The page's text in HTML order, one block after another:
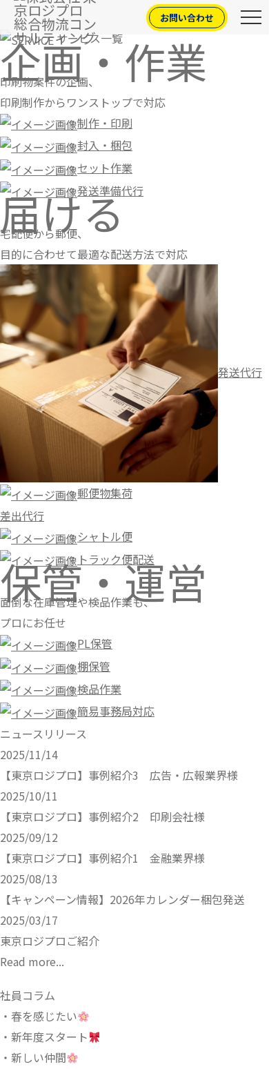
お問い合わせ
サービス一覧
企画・作業
印刷物案件の企画、
印刷制作からワンストップで対応
制作・印刷
封入・梱包
セット作業
発送準備代行
届ける
宅配便から郵便、
目的に合わせて最適な配送方法で対応
発送代行
郵便物集荷
差出代行
シャトル便
トラック便配送
保管・運営
面倒な在庫管理や検品作業も、
プロにお任せ
PL保管
棚保管
検品作業
簡易事務局対応
ニュースリリース
2025/11/14
【東京ロジプロ】事例紹介3 広告・広報業界様
2025/10/11
【東京ロジプロ】事例紹介2 印刷会社様
2025/09/12
【東京ロジプロ】事例紹介1 金融業界様
2025/08/13
【キャンペーン情報】2026年カレンダー梱包発送
2025/03/17
東京ロジプロご紹介
Read more...
社員コラム
春を感じたい
新年度スタート
新しい仲間